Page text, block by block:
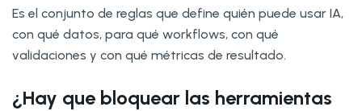
Es el conjunto de reglas que define quién puede usar IA,
con qué datos, para qué workflows, con qué
validaciones y con qué métricas de resultado.
¿Hay que bloquear las herramientas